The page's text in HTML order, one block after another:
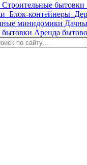
Строительные бытовки
Блок-контейнеры
минидомики
Аренда